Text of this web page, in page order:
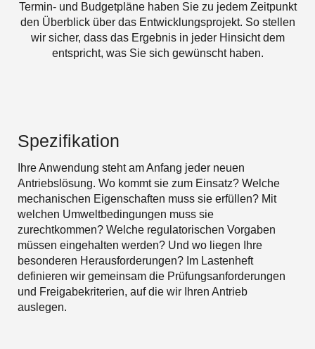
Termin- und Budgetpläne haben Sie zu jedem Zeitpunkt
den Überblick über das Entwicklungsprojekt. So stellen
wir sicher, dass das Ergebnis in jeder Hinsicht dem
entspricht, was Sie sich gewünscht haben.
Spezifikation
Ihre Anwendung steht am Anfang jeder neuen
Antriebslösung. Wo kommt sie zum Einsatz? Welche
mechanischen Eigenschaften muss sie erfüllen? Mit
welchen Umweltbedingungen muss sie
zurechtkommen? Welche regulatorischen Vorgaben
müssen eingehalten werden? Und wo liegen Ihre
besonderen Herausforderungen? Im Lastenheft
definieren wir gemeinsam die Prüfungsanforderungen
und Freigabekriterien, auf die wir Ihren Antrieb
auslegen.